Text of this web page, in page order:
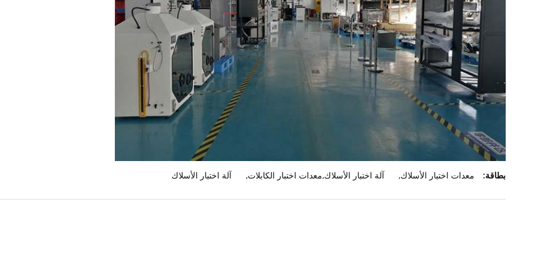
بطاقة: معدات اختبار الأسلاك, آلة اختبار الأسلاك,معدات اختبار الكابلات, آلة اختبار الأسلاك